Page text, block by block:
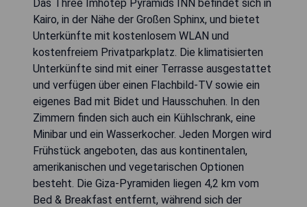
Das Three Imhotep Pyramids INN befindet sich in
Kairo, in der Nähe der Großen Sphinx, und bietet
Unterkünfte mit kostenlosem WLAN und
kostenfreiem Privatparkplatz. Die klimatisierten
Unterkünfte sind mit einer Terrasse ausgestattet
und verfügen über einen Flachbild-TV sowie ein
eigenes Bad mit Bidet und Hausschuhen. In den
Zimmern finden sich auch ein Kühlschrank, eine
Minibar und ein Wasserkocher. Jeden Morgen wird
Frühstück angeboten, das aus kontinentalen,
amerikanischen und vegetarischen Optionen
besteht. Die Giza-Pyramiden liegen 4,2 km vom
Bed & Breakfast entfernt, während sich der